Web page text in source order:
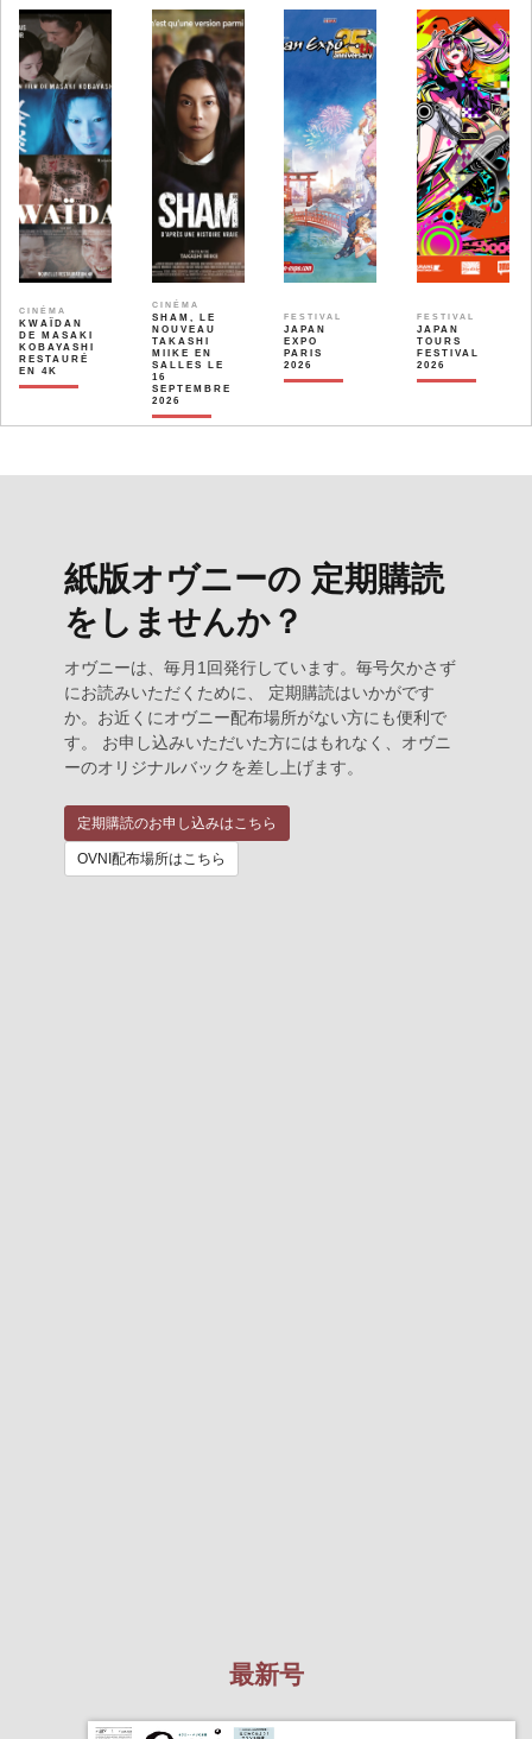
CINÉMA
KWAÏDAN
DE MASAKI
KOBAYASHI
RESTAURÉ
EN 4K
CINÉMA
SHAM, LE
NOUVEAU
TAKASHI
MIIKE EN
SALLES LE
16
SEPTEMBRE
2026
FESTIVAL
JAPAN
EXPO
PARIS
2026
FESTIVAL
JAPAN
TOURS
FESTIVAL
2026
紙版オヴニーの 定期購読
をしませんか？
オヴニーは、毎月1回発行しています。毎号欠かさず
にお読みいただくために、 定期購読はいかがです
か。お近くにオヴニー配布場所がない方にも便利で
す。 お申し込みいただいた方にはもれなく、オヴニ
ーのオリジナルバックを差し上げます。
定期購読のお申し込みはこちら
OVNI配布場所はこちら
最新号